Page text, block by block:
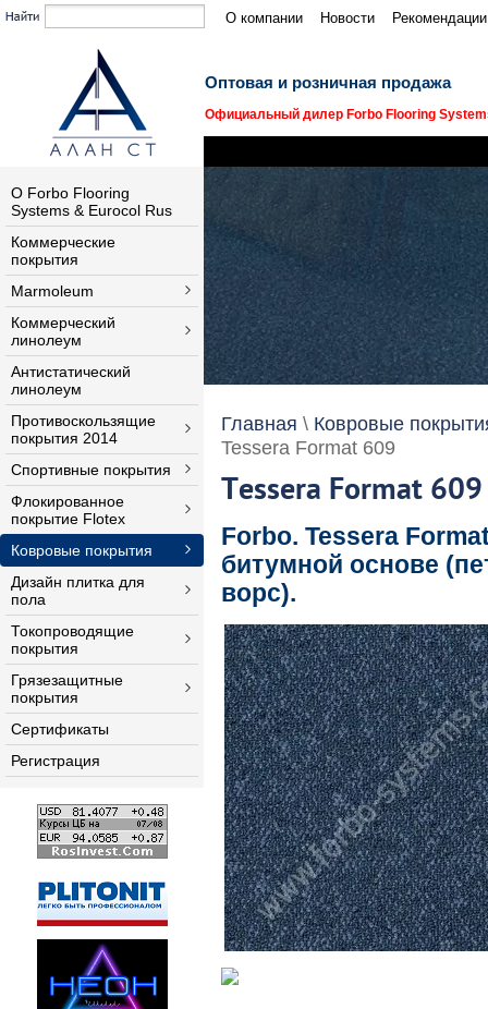
Оптовая и розничная продажа
Официальный дилер Forbo Flooring
О компании Новости
Главная \ Ковровые
Tessera Format 609
Tessera Format 609
Forbo. Tessera
битумной основе
ворс).
О Forbo Flooring
Systems & Eurocol Rus
Коммерческие
покрытия
Marmoleum
Коммерческий
линолеум
Антистатический
линолеум
Противоскользящие
покрытия 2014
Спортивные покрытия
Флокированное
покрытие Flotex
Ковровые покрытия
Дизайн плитка для
пола
Токопроводящие
покрытия
Грязезащитные
покрытия
Сертификаты
Регистрация